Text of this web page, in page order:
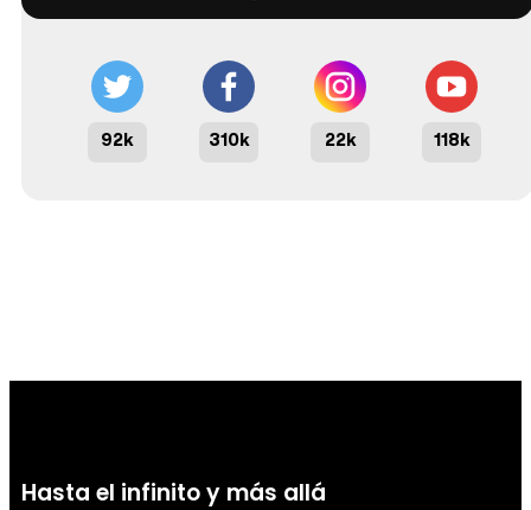
92k 310k 22k 118k
Hasta el infinito y más allá